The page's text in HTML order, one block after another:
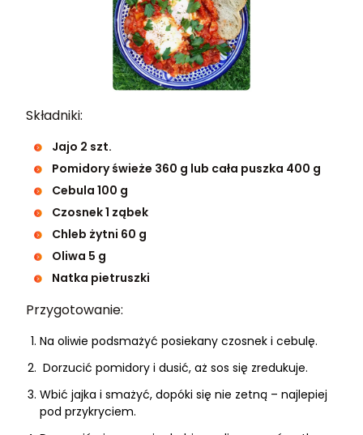
Składniki:
Jajo 2 szt.
Pomidory świeże 360 g lub cała puszka 400 g
Cebula 100 g
Czosnek 1 ząbek
Chleb żytni 60 g
Oliwa 5 g
Natka pietruszki
Przygotowanie:
Na oliwie podsmażyć posiekany czosnek i cebulę.
Dorzucić pomidory i dusić, aż sos się zredukuje.
Wbić jajka i smażyć, dopóki się nie zetną – najlepiej
pod przykryciem.